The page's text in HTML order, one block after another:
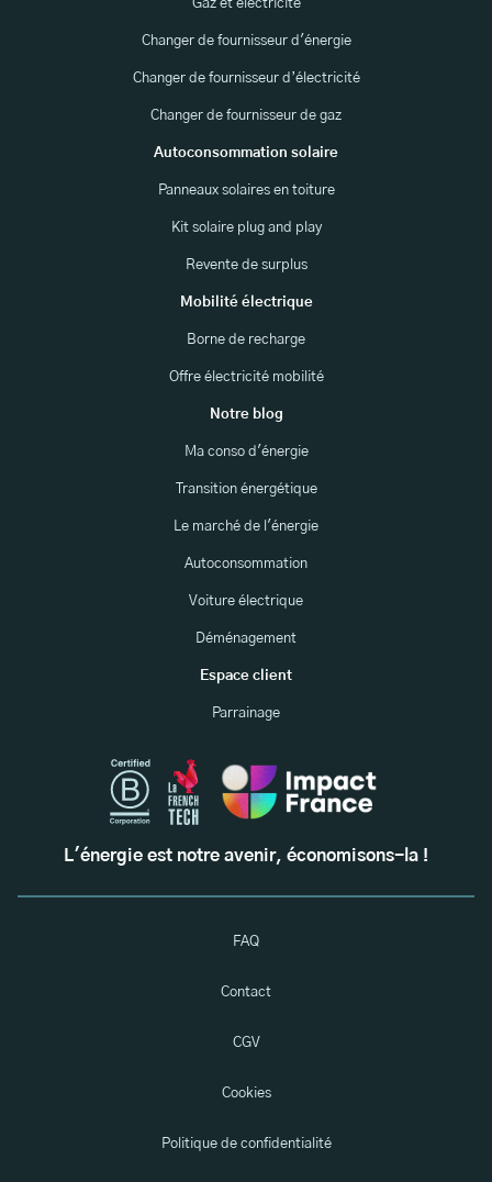
Gaz et électricité
Changer de fournisseur d'énergie
Changer de fournisseur d’électricité
Changer de fournisseur de gaz
Autoconsommation solaire
Panneaux solaires en toiture
Kit solaire plug and play
Revente de surplus
Mobilité électrique
Borne de recharge
Offre électricité mobilité
Notre blog
Ma conso d'énergie
Transition énergétique
Le marché de l'énergie
Autoconsommation
Voiture électrique
Déménagement
Espace client
Parrainage
L'énergie est notre avenir, économisons-la !
FAQ
Contact
CGV
Cookies
Politique de confidentialité